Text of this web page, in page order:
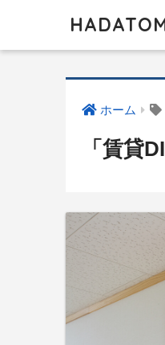
ホーム
「賃貸